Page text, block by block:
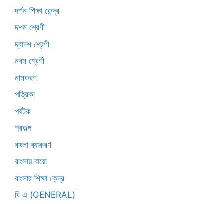
দর্শন শিক্ষা কেন্দ্র
দশম শ্রেণী
দ্বাদশ শ্রেণী
নবম শ্রেণী
নামকরণ
পত্রিকা
পর্যটক
প্রকল্প
বাংলা ব্যাকরণ
বাংলায় বায়ো
বাংলার শিক্ষা কেন্দ্র
বি এ (GENERAL)